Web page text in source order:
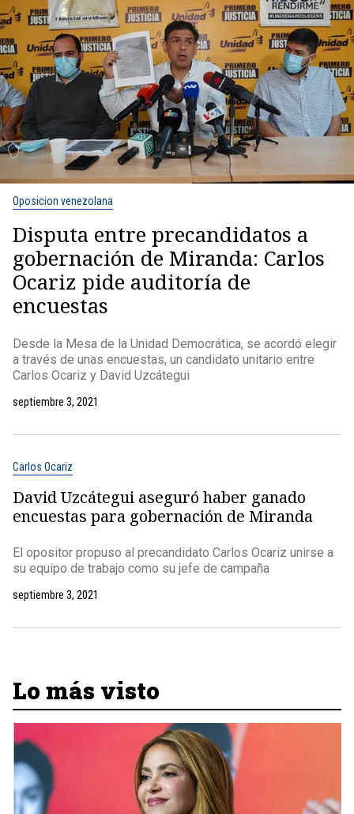
Oposicion venezolana
Disputa entre precandidatos a
gobernación de Miranda: Carlos
Ocariz pide auditoría de
encuestas
Desde la Mesa de la Unidad Democrática, se acordó elegir
a través de unas encuestas, un candidato unitario entre
Carlos Ocariz y David Uzcátegui
septiembre 3, 2021
Carlos Ocariz
David Uzcátegui aseguró haber ganado
encuestas para gobernación de Miranda
El opositor propuso al precandidato Carlos Ocariz unirse a
su equipo de trabajo como su jefe de campaña
septiembre 3, 2021
Lo más visto